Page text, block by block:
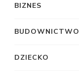
BIZNES
BUDOWNICTWO
DZIECKO